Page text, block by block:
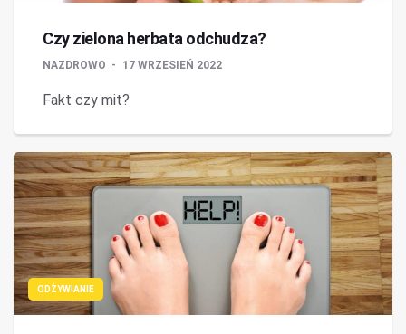
Czy zielona herbata odchudza?
NAZDROWO 17 WRZESIEŃ 2022
Fakt czy mit?
ODŻYWIANIE